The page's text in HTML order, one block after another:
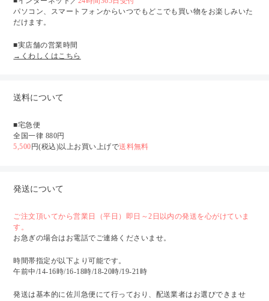
パソコン、スマートフォンからいつでもどこでも買い物をお楽しみいた
だけます。
■実店舗の営業時間
→くわしくはこちら
送料について
■宅急便
全国一律 880円
5,500 円(税込)以上お買い上げで送料無料
発送について
ご注文頂いてから営業日（平日）即日～2日以内の発送を心がけていま
す。
お急ぎの場合はお電話でご連絡くださいませ。
時間帯指定が以下より可能です。
午前中/14-16時/16-18時/18-20時/19-21時
発送は基本的に佐川急便にて行っており、配送業者はお選びできませ